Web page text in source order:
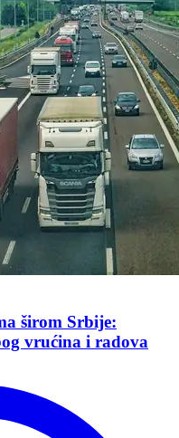
širom Srbije:
vrućina i radova